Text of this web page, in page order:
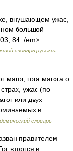
внушающем ужас,
большой
84. /em>
словарь русских
магог, гога магога о
ужас (по
или двух
в
словарь
правителем
вторгся в